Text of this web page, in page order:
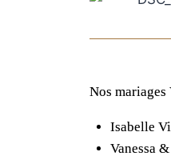
Nos mariages
Isabelle
Vanessa